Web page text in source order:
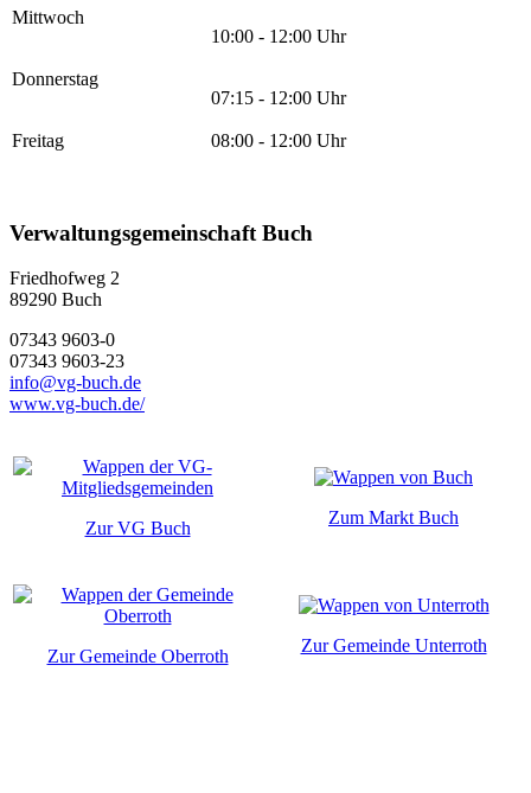
Mittwoch
10:00 - 12:00 Uhr
Donnerstag
07:15 - 12:00 Uhr
Freitag 08:00 - 12:00 Uhr
Verwaltungsgemeinschaft Buch
Friedhofweg 2
89290 Buch
07343 9603-0
07343 9603-23
info@vg-buch.de
www.vg-buch.de/
Zur VG Buch
Zum Markt Buch
Zur Gemeinde Oberroth
Zur Gemeinde Unterroth